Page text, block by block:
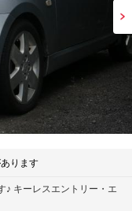
ります
♪ キーレスエントリー・エ